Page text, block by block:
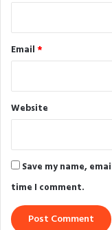
Email *
Website
Save my name,
time I comment.